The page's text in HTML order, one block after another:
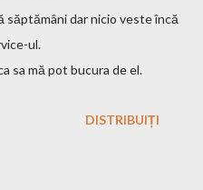
săptămâni dar nicio veste încă
ul.
sa mă pot bucura de el.
DISTRIBUIȚI